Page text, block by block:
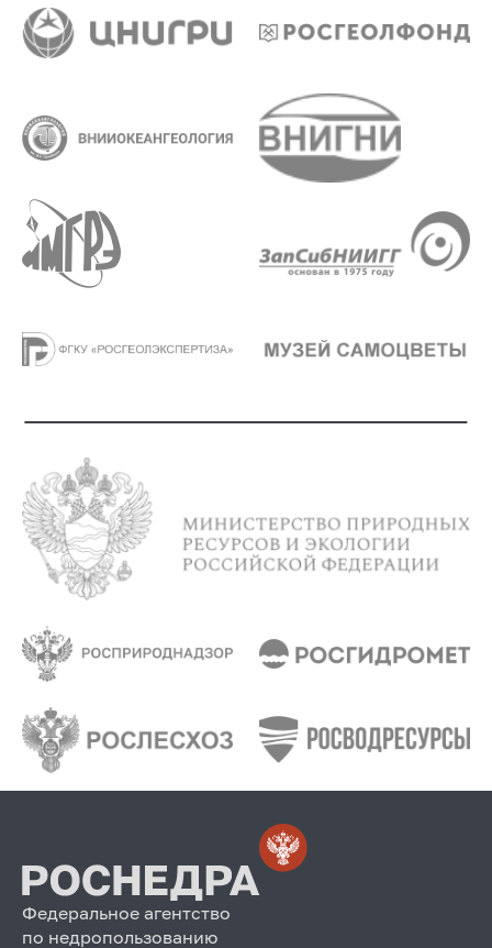
Федеральное агентство
по недропользованию